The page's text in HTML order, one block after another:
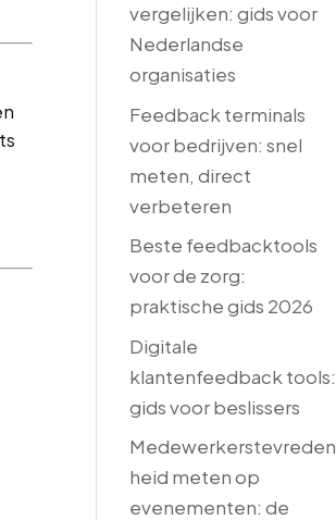
vergelijken: gids voor
Nederlandse
organisaties
Feedback terminals
voor bedrijven: snel
meten, direct
verbeteren
Beste feedbacktools
voor de zorg:
praktische gids 2026
Digitale
klantenfeedback tools:
gids voor beslissers
Medewerkerstevreden
heid meten op
evenementen: de